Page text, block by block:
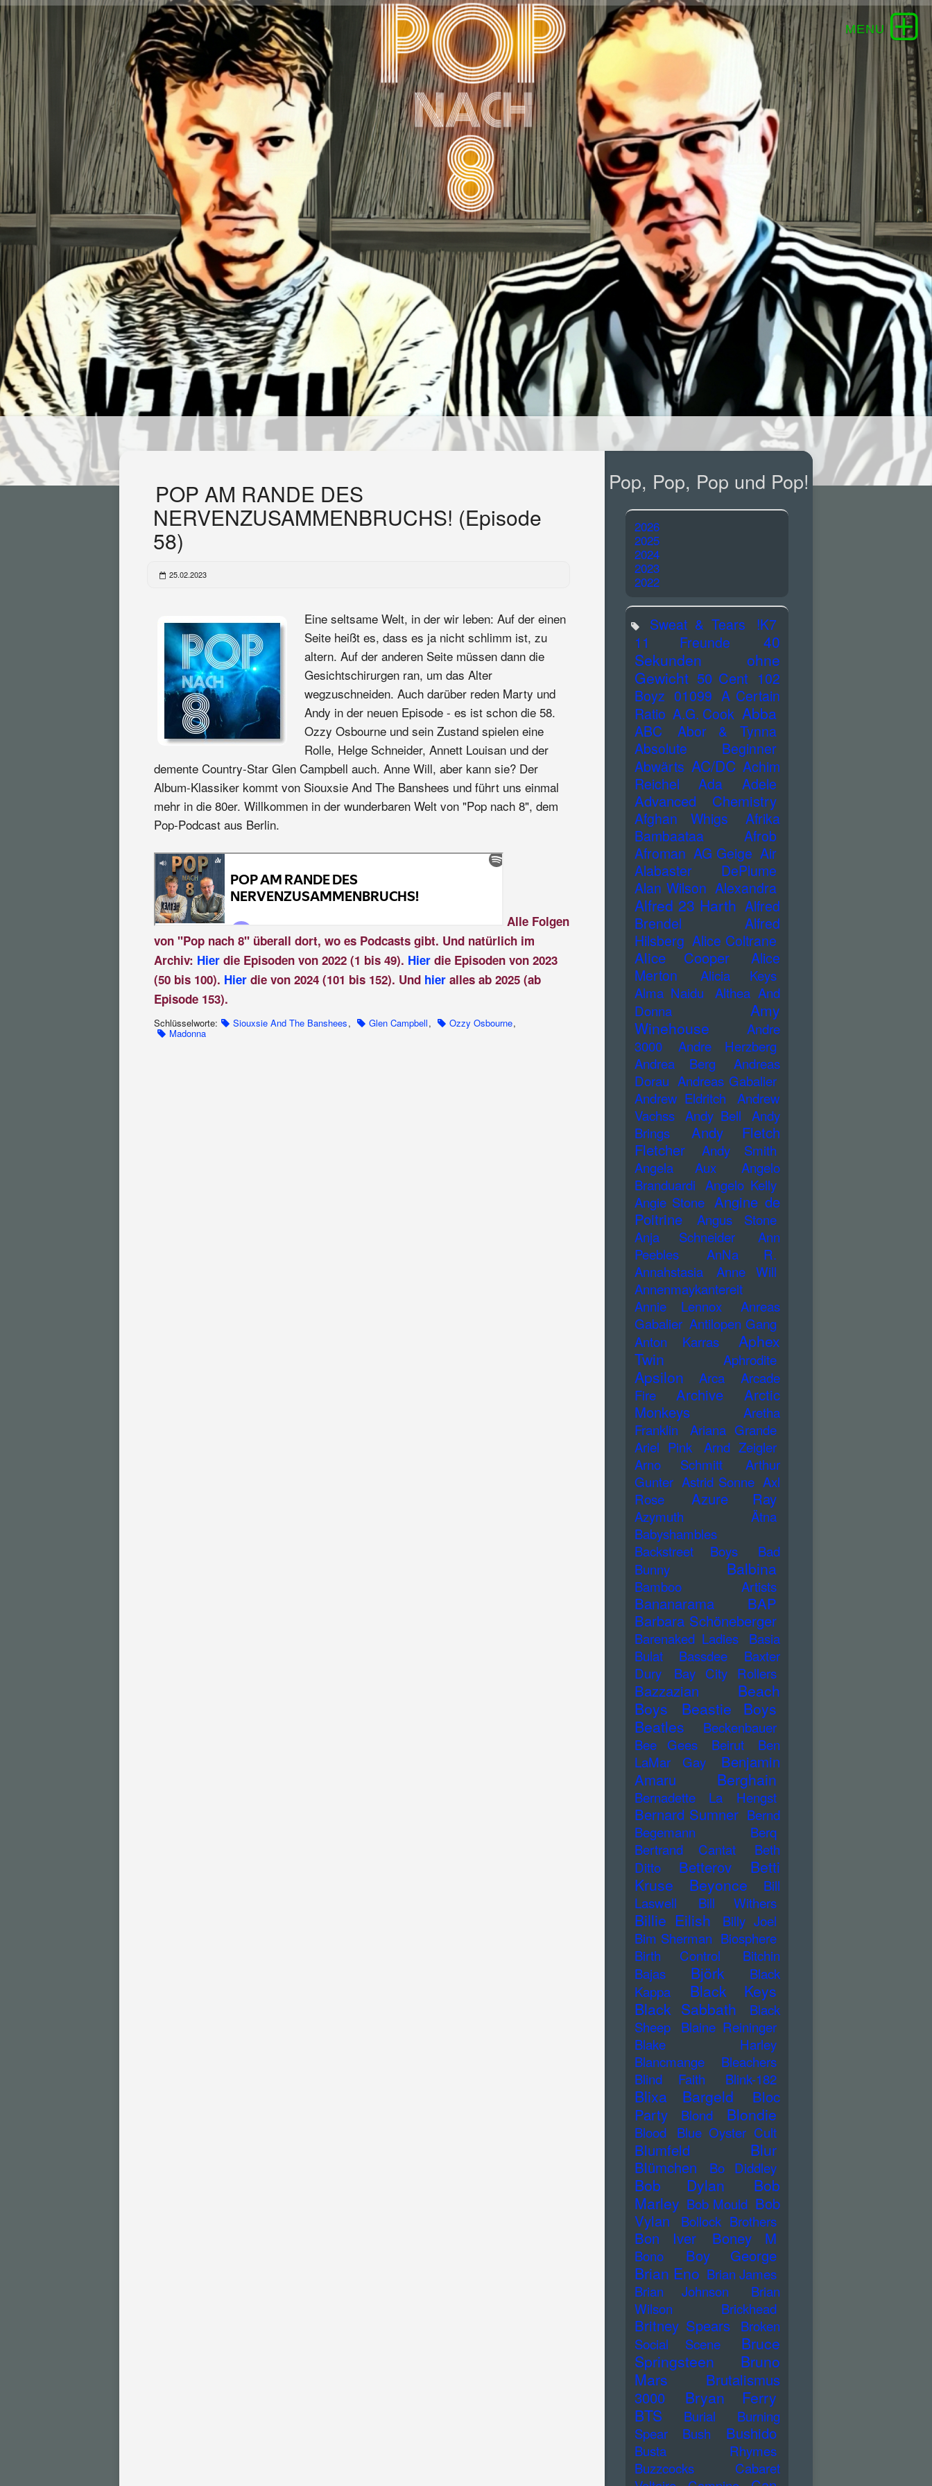
POP AM RANDE DES
NERVENZUSAMMENBRUCHS! (Episode
58)
25.02.2023
Eine seltsame Welt, in der wir leben: Auf der einen
Seite heißt es, dass es ja nicht schlimm ist, zu
altern. Auf der anderen Seite müssen dann die
Gesichtschirurgen ran, um das Alter
wegzuschneiden. Auch darüber reden Marty und
Andy in der neuen Episode - es ist schon die 58.
Ozzy Osbourne und sein Zustand spielen eine
Rolle, Helge Schneider, Annett Louisan und der
demente Country-Star Glen Campbell auch. Anne Will, aber kann sie? Der
Album-Klassiker kommt von Siouxsie And The Banshees und führt uns einmal
mehr in die 80er. Willkommen in der wunderbaren Welt von "Pop nach 8", dem
Pop-Podcast aus Berlin.
Alle Folgen
von "Pop nach 8" überall dort, wo es Podcasts gibt. Und natürlich im
Archiv: Hier die Episoden von 2022 (1 bis 49). Hier die Episoden von 2023
(50 bis 100). Hier die von 2024 (101 bis 152). Und hier alles ab 2025 (ab
Episode 153).
Schlüsselworte: Siouxsie And The Banshees, Glen Campbell, Ozzy Osbourne,
Madonna
Pop, Pop, Pop und Pop!
2026
2025
2024
2023
2022
Sweat & Tears
!K7
11 Freunde
40
Sekunden ohne
Gewicht 50 Cent 102
Boyz 01099 A Certain
Ratio A.G. Cook Abba
ABC
Abor & Tynna
Absolute Beginner
Abwärts AC/DC Achim
Reichel
Ada Adele
Advanced Chemistry
Afghan Whigs
Afrika
Bambaataa
Afrob
Afroman AG Geige Air
Alabaster DePlume
Alan Wilson Alexandra
Alfred 23 Harth Alfred
Brendel
Alfred
Hilsberg Alice Coltrane
Alice Cooper
Alice
Merton
Alicia Keys
Alma Naidu
Althea And
Donna
Amy
Winehouse
Andre
3000
Andre Herzberg
Andrea Berg
Andreas
Dorau Andreas Gabalier
Andrew Eldritch
Andrew
Vachss Andy Bell
Andy
Brings
Andy Fletch
Fletcher
Andy Smith
Angela Aux
Angelo
Branduardi Angelo Kelly
Angie Stone Angine de
Poitrine
Angus Stone
Anja Schneider
Ann
Peebles
AnNa R.
Annahstasia
Anne Will
Annenmaykantereit
Annie Lennox
Anreas
Gabalier Antilopen Gang
Anton Karras
Aphex
Twin
Aphrodite
Apsilon Arca
Arcade
Fire
Archive
Arctic
Monkeys
Aretha
Franklin
Ariana Grande
Ariel Pink
Arnd Zeigler
Arno Schmitt
Arthur
Gunter Astrid Sonne Axl
Rose
Azure Ray
Azymuth
Ätna
Babyshambles
Backstreet Boys
Bad
Bunny
Balbina
Bamboo Artists
Bananarama
BAP
Barbara Schöneberger
Barenaked Ladies
Basia
Bulat
Bassdee
Baxter
Dury
Bay City Rollers
Bazzazian
Beach
Boys
Beastie Boys
Beatles
Beckenbauer
Bee Gees
Beirut
Ben
LaMar Gay
Benjamin
Amaru
Berghain
Bernadette La Hengst
Bernard Sumner Bernd
Begemann
Berq
Bertrand Cantat
Beth
Ditto
Betterov
Betti
Kruse
Beyonce
Bill
Laswell
Bill Withers
Billie Eilish
Billy Joel
Bim Sherman Biosphere
Birth Control
Bitchin
Bajas
Björk
Black
Kappa
Black Keys
Black Sabbath
Black
Sheep
Blaine Reininger
Blake Harley
Blancmange
Bleachers
Blind Faith
Blink-182
Blixa Bargeld
Bloc
Party
Blond Blondie
Blood Blue Oyster Cult
Blumfeld Blur
Blümchen Bo Diddley
Bob Dylan
Bob
Marley Bob Mould Bob
Vylan
Bollock Brothers
Bon Iver Boney M
Bono Boy George
Brian Eno Brian James
Brian Johnson
Brian
Wilson
Brickhead
Britney Spears
Broken
Social Scene
Bruce
Springsteen
Bruno
Mars
Brutalismus
3000
Bryan Ferry
BTS
Burial
Burning
Spear
Bush Bushido
Busta Rhymes
Buzzcocks
Cabaret